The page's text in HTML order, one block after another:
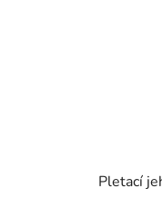
Pletací